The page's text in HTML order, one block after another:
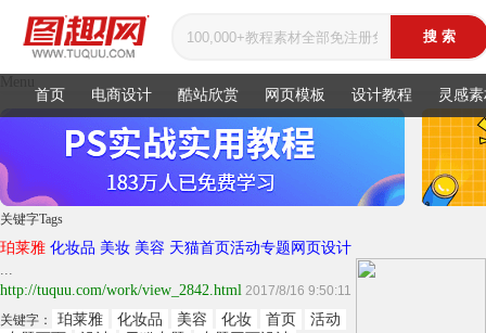
首页 电商设计 酷站欣赏 网页模板 设计教程 灵感
关键字Tags
珀莱雅 化妆品 美妆 美容 天猫首页活动专题网页设计
...
http://tuquu.com/work/view_2842.html 2017/8/16 9:50:11
关键字：
珀莱雅 化妆品 美容 化妆 首页
活动